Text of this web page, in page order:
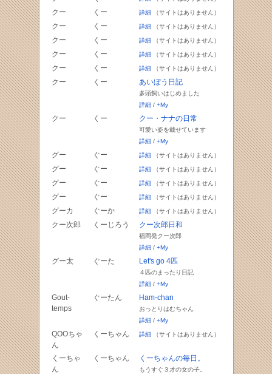
クー くー 詳細（サイトはありません）
クー くー 詳細（サイトはありません）
クー くー 詳細（サイトはありません）
クー くー 詳細（サイトはありません）
クー くー 詳細（サイトはありません）
クー くー あいぼう日記
多頭飼いはじめました
詳細/ +My
クー くー クー・ナナの日常
可愛い姿を載せています
詳細/ +My
グー ぐー 詳細（サイトはありません）
グー ぐー 詳細（サイトはありません）
グー ぐー 詳細（サイトはありません）
グー ぐー 詳細（サイトはありません）
グーカ ぐーか 詳細（サイトはありません）
クー次郎 くーじろう クー次郎日和
福岡発クー次郎
詳細/ +My
グー太 ぐーた Let's go 4匹
４匹のまったり日記
詳細/ +My
Gout-
temps
ぐーたん Ham-chan
おっとりはむちゃん
詳細/ +My
QOOちゃ
ん
くーちゃん 詳細（サイトはありません）
くーちゃ
ん
くーちゃん くーちゃんの毎日。
もうすぐ３才の女の子。